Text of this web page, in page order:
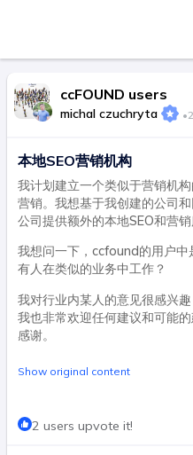
ccFOUND users
michal czuchryta •
本地SEO营销机构
我计划建立一个类似于营销机
营销。我想基于我创建的公司
公司提供额外的本地SEO和营销
我想问一下，ccfound的用户
有人在类似的业务中工作？
我对行业内某人的意见很感兴
我也非常欢迎任何建议和可能
感谢。
Show original content
2 users upvote it!